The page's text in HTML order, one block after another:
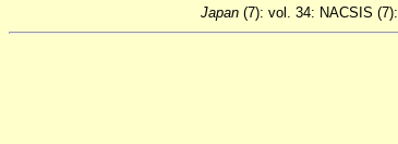
Japan (7): vol. 34: NACSIS (7):